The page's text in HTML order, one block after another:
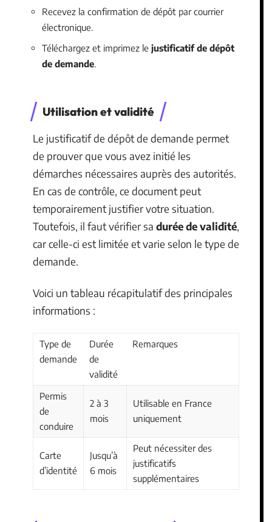
Recevez la confirmation de dépôt par courrier
électronique.
Téléchargez et imprimez le justificatif de dépôt
de demande
Utilisation et validité
Le justificatif de dépôt de demande permet
de prouver que vous avez initié les
démarches nécessaires auprès des autorités.
En cas de contrôle, ce document peut
temporairement justifier votre situation.
Toutefois, il faut vérifier sa durée de validité,
car celle-ci est limitée et varie selon le type de
demande.
Voici un tableau récapitulatif des principales
informations :
Type de
demande
Durée
de
validité
Remarques
Permis
de
conduire
2 à 3
mois
Utilisable en France
uniquement
Carte
d’identité
Jusqu’à
6 mois
Peut nécessiter des
justificatifs
supplémentaires